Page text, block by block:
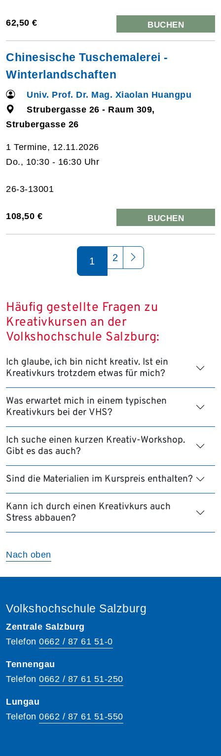
62,50 € BUCHEN
Chinesische Tuschemalerei -
Winterlandschaften
Univ. Prof. Dr. Mag. Xiaolan Huangpu
Strubergasse 26 - Raum 309,
Strubergasse 26
1 Termine, 12.11.2026
Do., 10:30 - 16:30 Uhr
26-3-13001
108,50 € BUCHEN
1 2
Häufig gestellte Fragen zu
Kreativkursen an der
Volkshochschule Salzburg:
Ich glaube, ich bin nicht kreativ. Ist ein
Kreativkurs trotzdem etwas für mich?
Was erwartet mich in einem typischen
Kreativkurs bei der VHS?
Ich suche einen kurzen Kreativ-Workshop.
Gibt es das auch?
Sind die Materialien im Kurspreis enthalten?
Kann ich durch einen Kreativkurs auch
Stress abbauen?
Nach oben
Volkshochschule Salzburg
Zentrale Salzburg
Telefon 0662 / 87 61 51-0
Tennengau
Telefon 0662 / 87 61 51-250
Lungau
Telefon 0662 / 87 61 51-550